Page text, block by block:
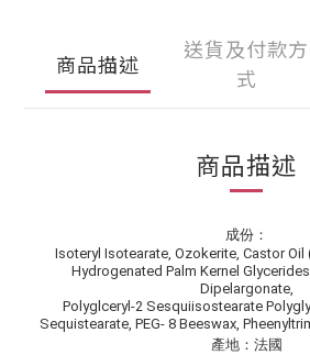
商品描述
送貨及付款方
式
商品描述
成份：
Isoteryl Isotearate, Ozokerite, Castor Oil
Hydrogenated Palm Kernel
Dipelargonate,
Polyglceryl-2 Sesquiisostearate
Sequistearate, PEG- 8 Beeswax,
產地：法國